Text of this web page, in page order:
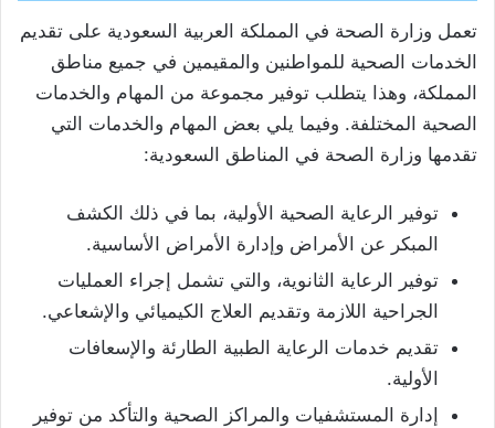
تعمل وزارة الصحة في المملكة العربية السعودية على تقديم
الخدمات الصحية للمواطنين والمقيمين في جميع مناطق
المملكة، وهذا يتطلب توفير مجموعة من المهام والخدمات
الصحية المختلفة. وفيما يلي بعض المهام والخدمات التي
تقدمها وزارة الصحة في المناطق السعودية:
توفير الرعاية الصحية الأولية، بما في ذلك الكشف
المبكر عن الأمراض وإدارة الأمراض الأساسية.
توفير الرعاية الثانوية، والتي تشمل إجراء العمليات
الجراحية اللازمة وتقديم العلاج الكيميائي والإشعاعي.
تقديم خدمات الرعاية الطبية الطارئة والإسعافات
الأولية.
إدارة المستشفيات والمراكز الصحية والتأكد من توفير